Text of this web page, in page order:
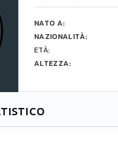
NATO A:
NAZIONALITÀ:
ETÀ:
ALTEZZA: